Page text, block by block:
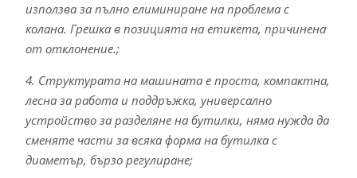
използва за пълно елиминиране на проблема с
колана. Грешка в позицията на етикета, причинена
от отклонение.;
4. Структурата на машината е проста, компактна,
лесна за работа и поддръжка, универсално
устройство за разделяне на бутилки, няма нужда да
сменяте части за всяка форма на бутилка с
диаметър, бързо регулиране;